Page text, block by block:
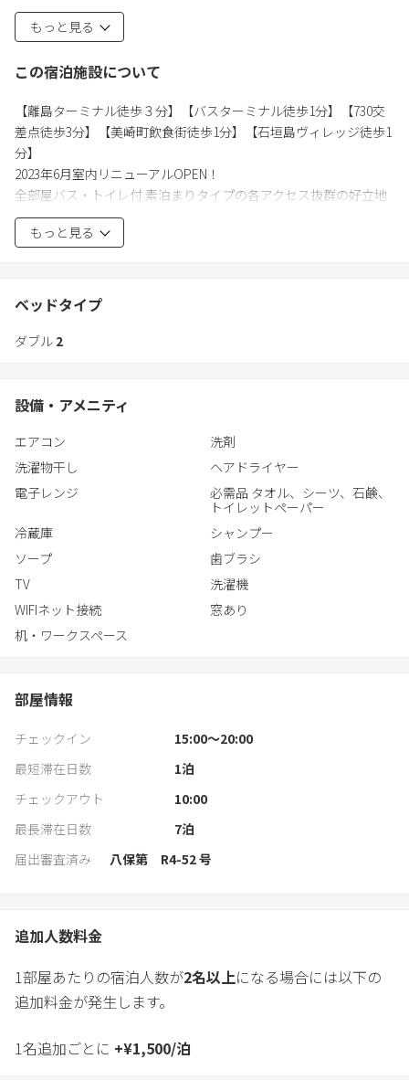
セミダブルベッドが２つのお部屋です。
最大４名宿泊可能（大人2人子供2人）
お部屋のタイプはベッドが分かれているお部屋と隣り合っている
もっと見る
この宿泊施設について
【離島ターミナル徒歩３分】【バスターミナル徒歩1分】【730交
差点徒歩3分】【美崎町飲食街徒歩1分】【石垣島ヴィレッジ徒歩1
分】
2023年6月室内リニューアルOPEN！
全部屋バス・トイレ付 素泊まりタイプの各アクセス抜群の好立地
宿泊施設です。2人目からは1人＋1,500円/日で宿泊可能。宿泊代を
抑えたい方へオススメです。女性用アメニティも充実しています。
けます。
・洋室7部屋：各部屋セミダブルベット×2（大人2人または大人2
●専用階段を上がった3階になりますのでご利用の際は充分ご注意
もっと見る
ベッドタイプ
ダブル 2
設備・アメニティ
エアコン
洗剤
洗濯物干し
ヘアドライヤー
電子レンジ
必需品 タオル、シーツ、石鹸、
トイレットペーパー
冷蔵庫
シャンプー
ソープ
歯ブラシ
TV
洗濯機
WIFIネット接続
窓あり
机・ワークスペース
部屋情報
チェックイン
15:00〜20:00
最短滞在日数
1泊
チェックアウト
10:00
最長滞在日数
7泊
届出審査済み
八保第 R4-52 号
追加人数料金
1部屋あたりの宿泊人数が2名以上になる場合には以下の
追加料金が発生します。
1名追加ごとに +¥1,500/泊